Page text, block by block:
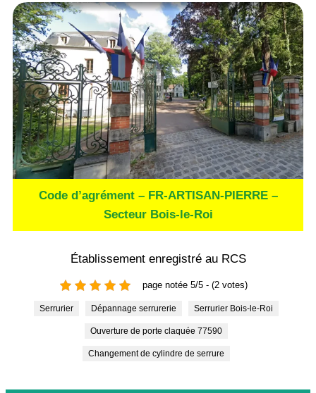
Code d’agrément – FR-ARTISAN-PIERRE –
Secteur Bois-le-Roi
Établissement enregistré au RCS
page notée 5/5 - (2 votes)
Serrurier Dépannage serrurerie Serrurier Bois-le-Roi
Ouverture de porte claquée 77590
Changement de cylindre de serrure